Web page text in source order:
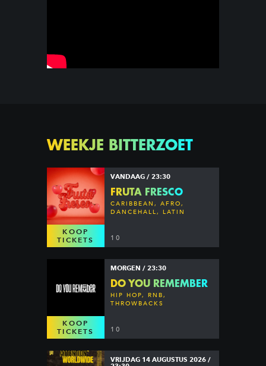
WEEKJE BITTERZOET
KOOP
TICKETS
VANDAAG / 23:30
FRUTA FRESCO
CARIBBEAN, AFRO,
DANCEHALL, LATIN
10
KOOP
TICKETS
MORGEN / 23:30
DO YOU REMEMBER
HIP HOP, RNB,
THROWBACKS
10
VRIJDAG 14 AUGUSTUS 2026 /